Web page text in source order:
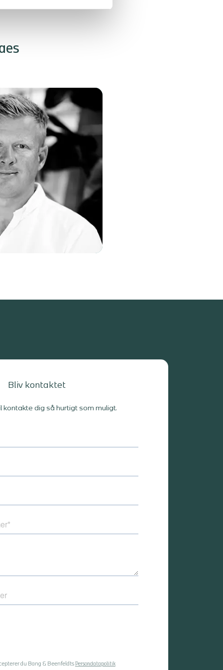
Bliv kontaktet
kontakte dig så hurtigt som muligt.
du Bang & Beenfeldts Persondatapolitik